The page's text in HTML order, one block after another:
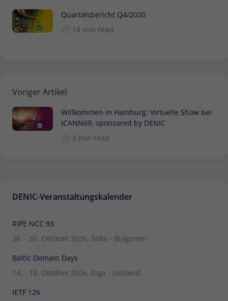
Quartalsbericht Q4/2020
14 min read
Voriger Artikel
Willkommen in Hamburg: Virtuelle Show bei
ICANN69, sponsored by DENIC
2 min read
DENIC-Veranstaltungskalender
RIPE NCC 93
26. - 30. Oktober 2026, Sofia - Bulgarien
Baltic Domain Days
14. - 15. Oktober 2026, Riga - Lettland
IETF 126